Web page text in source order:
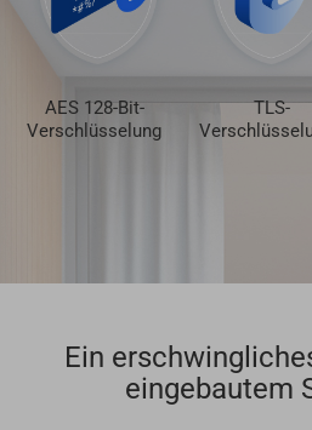
AES 128-Bit-
Verschlüsselung
TLS-
Ein
eingebautem